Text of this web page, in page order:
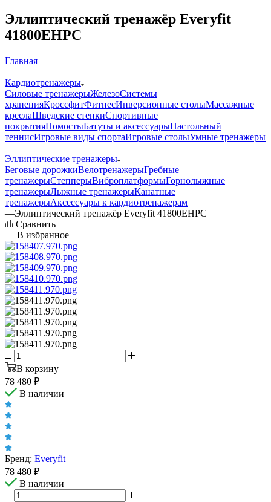
Эллиптический тренажёр Everyfit
41800EHPC
Главная
—
Кардиотренажеры
Силовые тренажерыЖелезоСистемы
храненияКроссфитФитнесИнверсионные столыМассажные
креслаШведские стенкиСпортивные
покрытияПомостыБатуты и аксессуарыНастольный
теннисИгровые виды спортаИгровые столыУмные тренажеры
—
Эллиптические тренажеры
Беговые дорожкиВелотренажерыГребные
тренажерыСтепперыВиброплатформыГорнолыжные
тренажерыЛыжные тренажерыКанатные
тренажерыАксессуары к кардиотренажерам
—Эллиптический тренажёр Everyfit 41800EHPC
Сравнить
В избранное
В корзину
78 480 ₽
В наличии
Бренд: Everyfit
78 480 ₽
В наличии